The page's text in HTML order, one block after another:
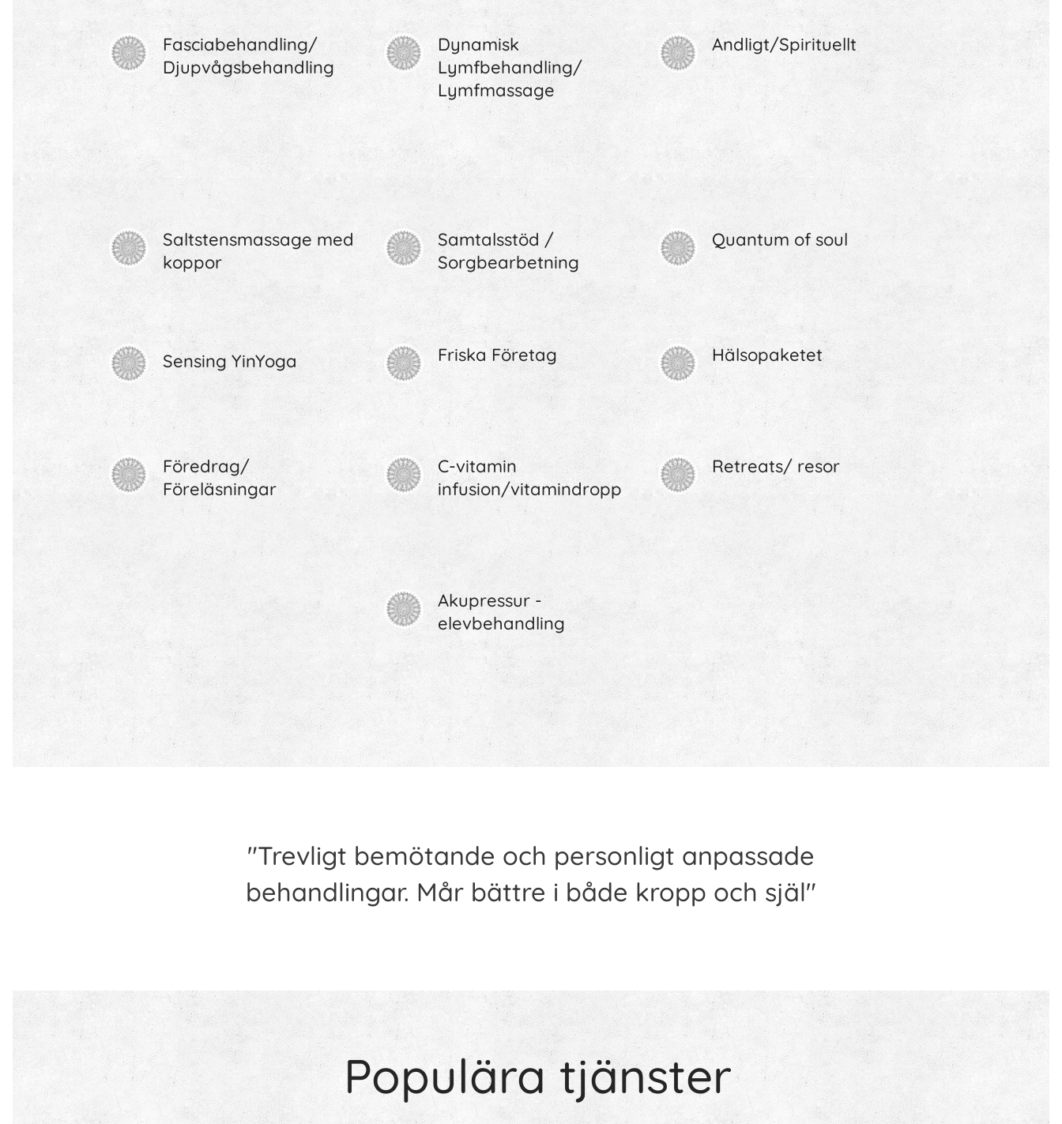
Fasciabehandling/
Djupvågsbehandling
Dynamisk
Lymfbehandling/
Lymfmassage
Andligt/Spirituellt
Saltstensmassage med
koppor
Samtalsstöd /
Sorgbearbetning
Quantum of soul
Sensing YinYoga Friska Företag Hälsopaketet
Föredrag/
Föreläsningar
C-vitamin
infusion/vitamindropp
Retreats/ resor
Akupressur -
elevbehandling
"Trevligt bemötande och personligt anpassade
behandlingar. Mår bättre i både kropp och själ"
Populära tjänster